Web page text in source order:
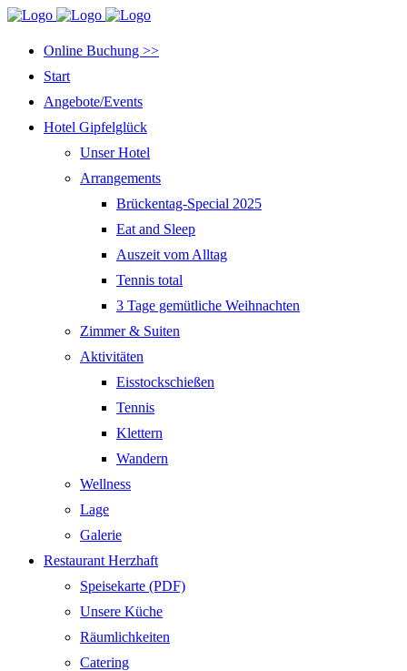
Online Buchung >>
Start
Angebote/Events
Hotel Gipfelglück
Unser Hotel
Arrangements
Brückentag-Special 2025
Eat and Sleep
Auszeit vom Alltag
Tennis total
3 Tage gemütliche Weihnachten
Zimmer & Suiten
Aktivitäten
Eisstockschießen
Tennis
Klettern
Wandern
Wellness
Lage
Galerie
Restaurant Herzhaft
Speisekarte (PDF)
Unsere Küche
Räumlichkeiten
Catering